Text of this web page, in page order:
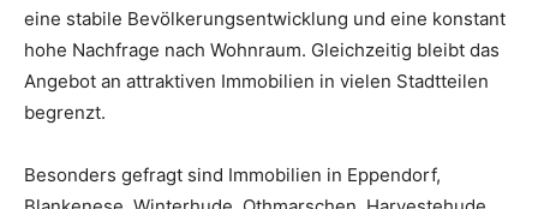
eine stabile Bevölkerungsentwicklung und eine konstant
hohe Nachfrage nach Wohnraum. Gleichzeitig bleibt das
Angebot an attraktiven Immobilien in vielen Stadtteilen
begrenzt.
Besonders gefragt sind Immobilien in Eppendorf,